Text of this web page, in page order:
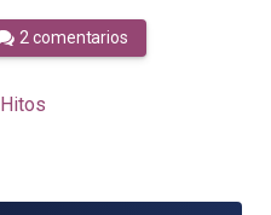
2 comentarios
Hitos